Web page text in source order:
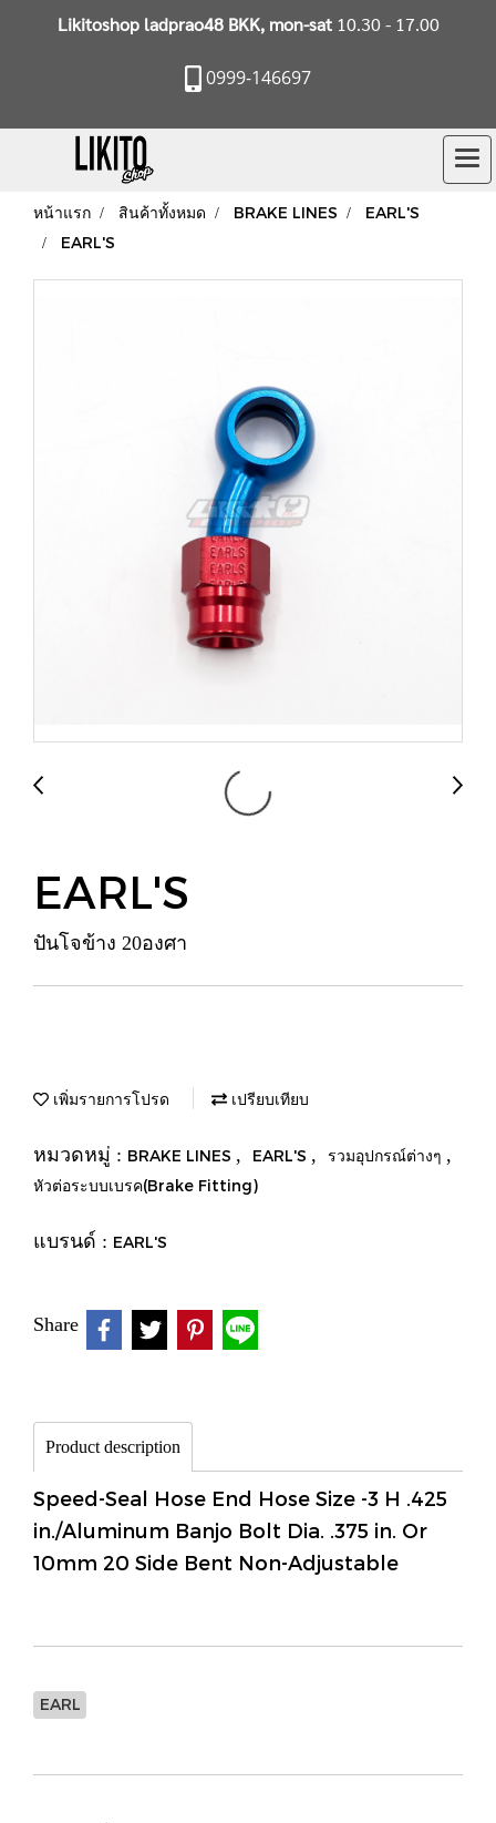
Likitoshop ladprao48 BKK, mon-sat10.30 - 17.00
0999-146697
หน้าแรก สินค้าทั้งหมด BRAKE LINES
EARL'S
EARL'S
EARL'S
ปันโจข้าง 20องศา
เพิ่มรายการโปรด เปรียบเทียบ
หมวดหมู่ : BRAKE LINES , EARL'S , รวมอุปกรณ์ต่างๆ ,
หัวต่อระบบเบรค(Brake Fitting)
แบรนด์ : EARL'S
Share
Product description
Speed-Seal Hose End Hose Size -3 H .425
in./Aluminum Banjo Bolt Dia. .375 in. Or
10mm 20 Side Bent Non-Adjustable
EARL